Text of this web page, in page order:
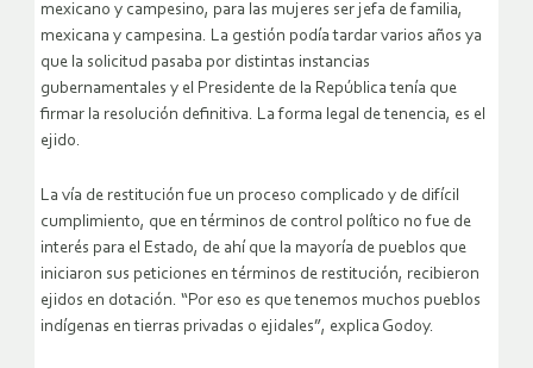
mexicano y campesino, para las mujeres ser jefa de familia,
mexicana y campesina. La gestión podía tardar varios años ya
que la solicitud pasaba por distintas instancias
gubernamentales y el Presidente de la República tenía que
firmar la resolución definitiva. La forma legal de tenencia, es el
ejido.
La vía de restitución fue un proceso complicado y de difícil
cumplimiento, que en términos de control político no fue de
interés para el Estado, de ahí que la mayoría de pueblos que
iniciaron sus peticiones en términos de restitución, recibieron
ejidos en dotación. “Por eso es que tenemos muchos pueblos
indígenas en tierras privadas o ejidales”, explica Godoy.